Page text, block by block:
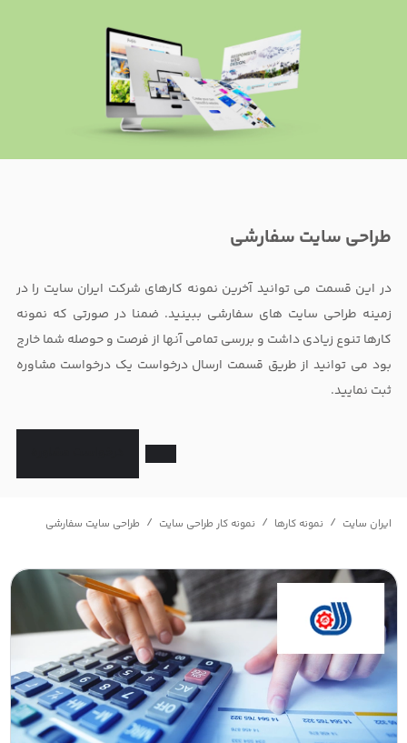
طراحی سایت سفارشی
در این قسمت می توانید آخرین نمونه کارهای شرکت ایران سایت را در
زمینه طراحی سایت های سفارشی ببینید. ضمنا در صورتی که نمونه
کارها تنوع زیادی داشت و بررسی تمامی آنها از فرصت و حوصله شما خارج
بود می توانید از طریق قسمت ارسال درخواست یک درخواست مشاوره
ثبت نمایید.
ایران سایت / نمونه کارها / نمونه کار طراحی سایت / طراحی سایت سفارشی